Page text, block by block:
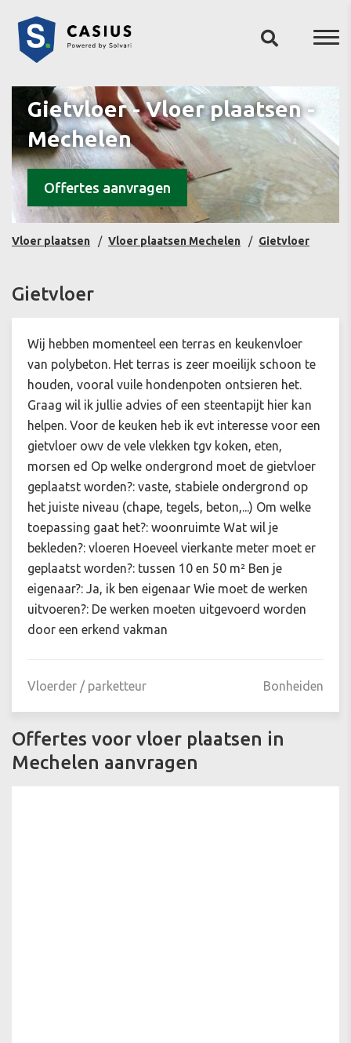
Gietvloer - Vloer plaatsen -
Mechelen
Offertes aanvragen
Vloer plaatsen Vloer plaatsen Mechelen Gietvloer
Gietvloer
Wij hebben momenteel een terras en keukenvloer
van polybeton. Het terras is zeer moeilijk schoon te
houden, vooral vuile hondenpoten ontsieren het.
Graag wil ik jullie advies of een steentapijt hier kan
helpen. Voor de keuken heb ik evt interesse voor een
gietvloer owv de vele vlekken tgv koken, eten,
morsen ed Op welke ondergrond moet de gietvloer
geplaatst worden?: vaste, stabiele ondergrond op
het juiste niveau (chape, tegels, beton,...) Om welke
toepassing gaat het?: woonruimte Wat wil je
bekleden?: vloeren Hoeveel vierkante meter moet er
geplaatst worden?: tussen 10 en 50 m² Ben je
eigenaar?: Ja, ik ben eigenaar Wie moet de werken
uitvoeren?: De werken moeten uitgevoerd worden
door een erkend vakman
Vloerder / parketteur Bonheiden
Offertes voor vloer plaatsen in
Mechelen aanvragen